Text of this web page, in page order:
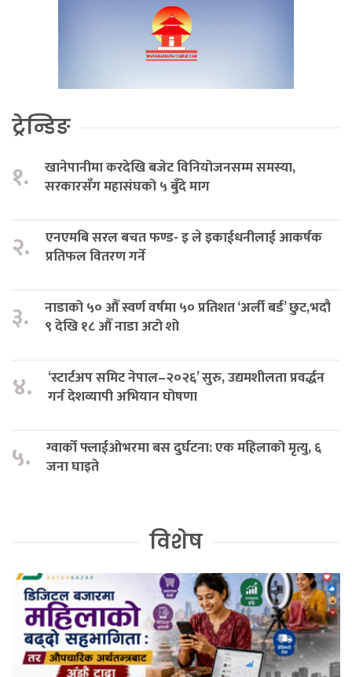
ट्रेन्डिङ
१.
खानेपानीमा करदेखि बजेट विनियोजनसम्म समस्या,
सरकारसँग महासंघको ५ बुँदे माग
२.
एनएमबि सरल बचत फण्ड- इ ले इकाईधनीलाई आकर्षक
प्रतिफल वितरण गर्ने
३.
नाडाको ५० औँ स्वर्ण वर्षमा ५० प्रतिशत ‘अर्ली बर्ड’ छुट,भदौ
९ देखि १८ औँ नाडा अटो शो
४.
‘स्टार्टअप समिट नेपाल–२०२६’ सुरु, उद्यमशीलता प्रवर्द्धन
गर्न देशव्यापी अभियान घोषणा
५.
ग्वार्को फ्लाईओभरमा बस दुर्घटना: एक महिलाको मृत्यु, ६
जना घाइते
विशेष